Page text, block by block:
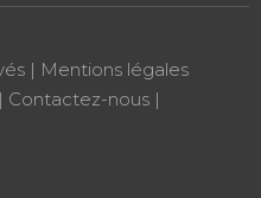
| Mentions légales
| Contactez-nous |